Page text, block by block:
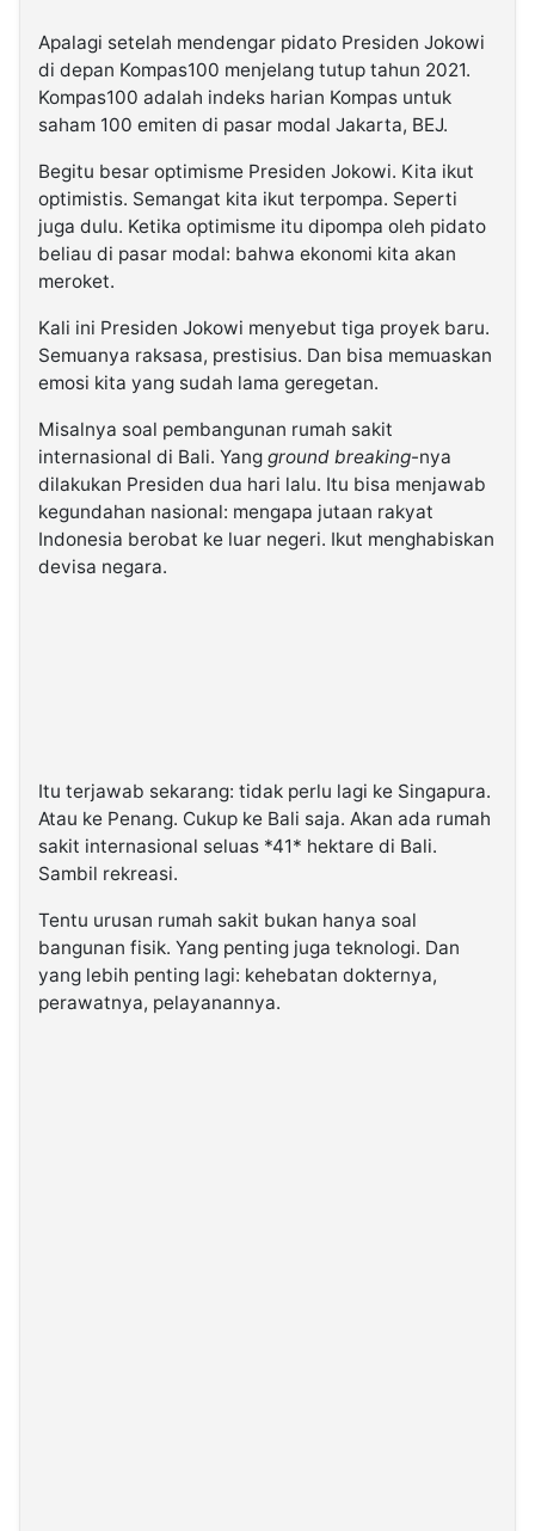
Apalagi setelah mendengar pidato Presiden Jokowi
di depan Kompas100 menjelang tutup tahun 2021.
Kompas100 adalah indeks harian Kompas untuk
saham 100 emiten di pasar modal Jakarta, BEJ.
Begitu besar optimisme Presiden Jokowi. Kita ikut
optimistis. Semangat kita ikut terpompa. Seperti
juga dulu. Ketika optimisme itu dipompa oleh pidato
beliau di pasar modal: bahwa ekonomi kita akan
meroket.
Kali ini Presiden Jokowi menyebut tiga proyek baru.
Semuanya raksasa, prestisius. Dan bisa memuaskan
emosi kita yang sudah lama geregetan.
Misalnya soal pembangunan rumah sakit
internasional di Bali. Yang ground breaking-nya
dilakukan Presiden dua hari lalu. Itu bisa menjawab
kegundahan nasional: mengapa jutaan rakyat
Indonesia berobat ke luar negeri. Ikut menghabiskan
devisa negara.
Itu terjawab sekarang: tidak perlu lagi ke Singapura.
Atau ke Penang. Cukup ke Bali saja. Akan ada rumah
sakit internasional seluas *41* hektare di Bali.
Sambil rekreasi.
Tentu urusan rumah sakit bukan hanya soal
bangunan fisik. Yang penting juga teknologi. Dan
yang lebih penting lagi: kehebatan dokternya,
perawatnya, pelayanannya.